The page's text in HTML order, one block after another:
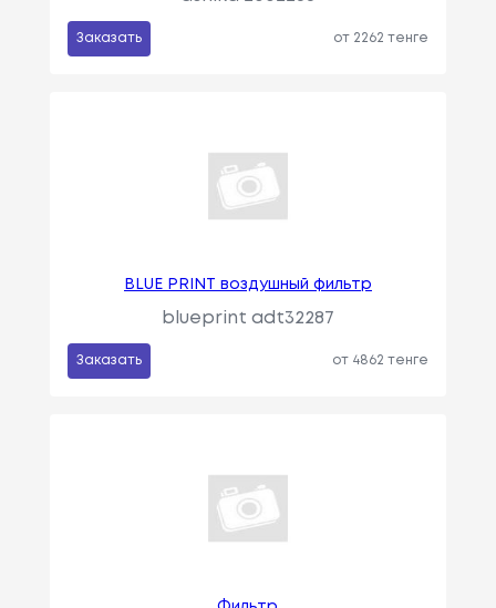
Заказать от 2262 тенге
BLUE PRINT воздушный фильтр
blueprint adt32287
Заказать от 4862 тенге